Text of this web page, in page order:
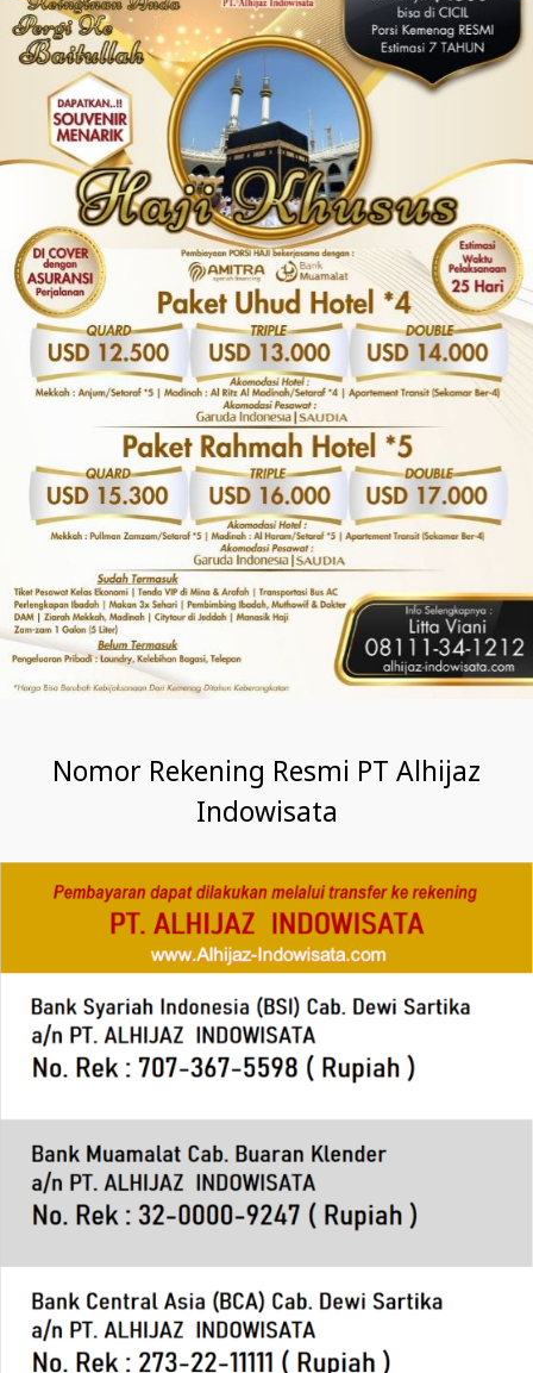
Nomor Rekening Resmi PT Alhijaz
Indowisata